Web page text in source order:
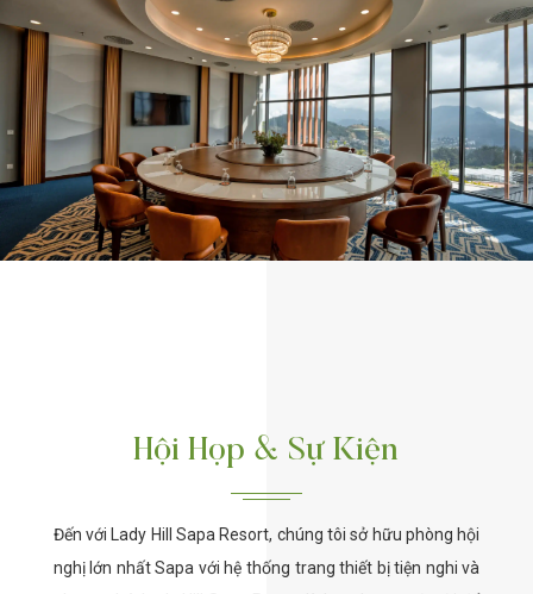
Hội Họp & Sự Kiện
Đến với Lady Hill Sapa Resort, chúng tôi sở hữu phòng hội
nghị lớn nhất Sapa với hệ thống trang thiết bị tiện nghi và